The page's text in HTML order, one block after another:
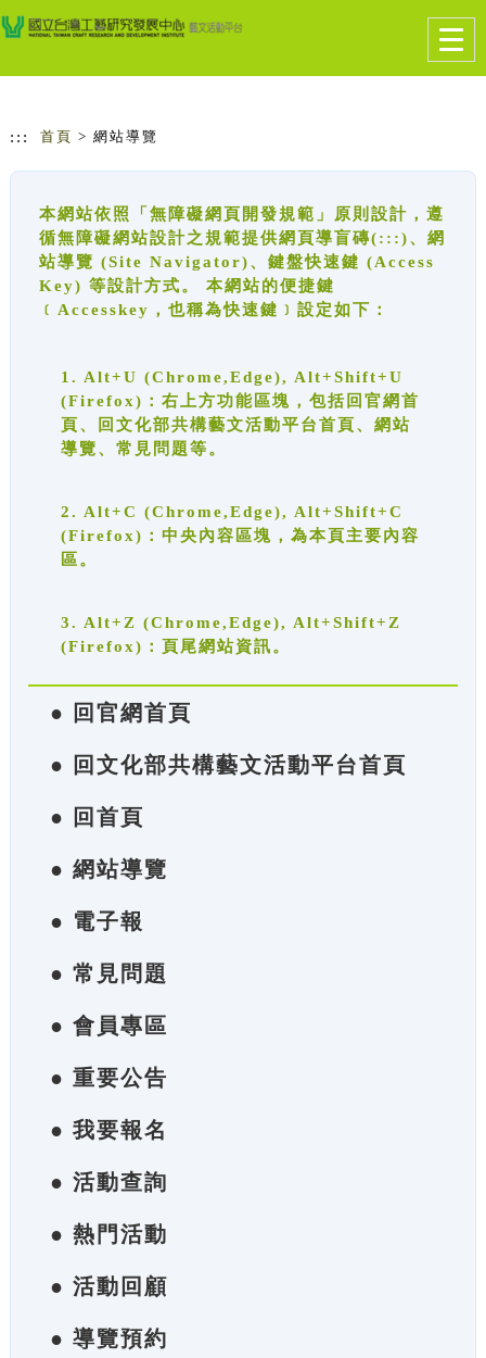
跳到主要內容
網站導覽
::: 首頁 > 網站導覽
本網站依照「無障礙網頁開發規範」原則設計，遵
循無障礙網站設計之規範提供網頁導盲磚(:::)、網
站導覽 (Site Navigator)、鍵盤快速鍵 (Access
Key) 等設計方式。 本網站的便捷鍵
﹝Accesskey，也稱為快速鍵﹞設定如下：
1. Alt+U (Chrome,Edge), Alt+Shift+U
(Firefox)：右上方功能區塊，包括回官網首
頁、回文化部共構藝文活動平台首頁、網站
導覽、常見問題等。
2. Alt+C (Chrome,Edge), Alt+Shift+C
(Firefox)：中央內容區塊，為本頁主要內容
區。
3. Alt+Z (Chrome,Edge), Alt+Shift+Z
(Firefox)：頁尾網站資訊。
● 回官網首頁
● 回文化部共構藝文活動平台首頁
● 回首頁
● 網站導覽
● 電子報
● 常見問題
● 會員專區
● 重要公告
● 我要報名
● 活動查詢
● 熱門活動
● 活動回顧
● 導覽預約